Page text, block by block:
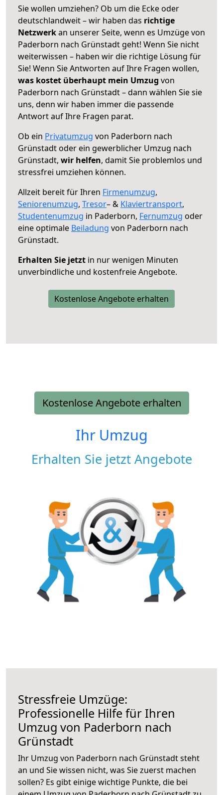
Sie wollen umziehen? Ob um die Ecke oder
deutschlandweit – wir haben das richtige
Netzwerkan unserer Seite, wenn es Umzüge von
Paderborn nach Grünstadt geht! Wenn Sie nicht
weiterwissen – haben wir die richtige Lösung für
Sie! Wenn Sie Antworten auf Ihre Fragen wollen,
was kostet überhaupt mein Umzug von
Paderborn nach Grünstadt – dann wählen Sie sie
uns, denn wir haben immer die passende
Antwort auf Ihre Fragen parat.
Ob ein Privatumzug von Paderborn nach
Grünstadt oder ein gewerblicher Umzug nach
Grünstadt, wir helfen, damit Sie problemlos und
stressfrei umziehen können.
Allzeit bereit für Ihren Firmenumzug,
Seniorenumzug, Tresor– & Klaviertransport,
Studentenumzug in Paderborn, Fernumzug oder
eine optimale Beiladung von Paderborn nach
Grünstadt.
Erhalten Sie jetzt in nur wenigen Minuten
unverbindliche und kostenfreie Angebote.
Kostenlose Angebote erhalten
Kostenlose Angebote erhalten
Ihr Umzug
Erhalten Sie jetzt Angebote
Stressfreie Umzüge:
Professionelle Hilfe für Ihren
Umzug von Paderborn nach
Grünstadt
Ihr Umzug von Paderborn nach Grünstadt steht
an und Sie wissen nicht, was Sie zuerst machen
sollen? Es gibt einige wichtige Punkte, die bei